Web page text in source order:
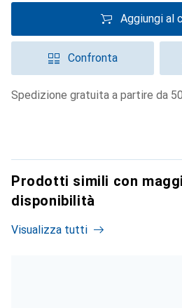
Aggiungi al
Confronta
Spedizione gratuita a partire da
Prodotti simili con
disponibilità
Visualizza tutti